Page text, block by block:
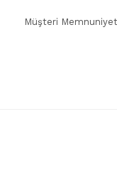
Müşteri